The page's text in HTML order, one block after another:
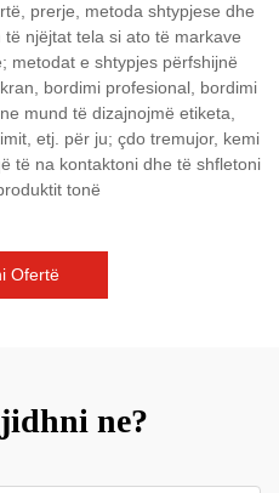
prerje, metoda shtypjese dhe
njëjtat tela si ato të markave
metodat e shtypjes përfshijnë
bordimi profesional, bordimi
mund të dizajnojmë etiketa,
etj. për ju; çdo tremujor, kemi
të na kontaktoni dhe të shfletoni
tonë
Ofertë
ne?